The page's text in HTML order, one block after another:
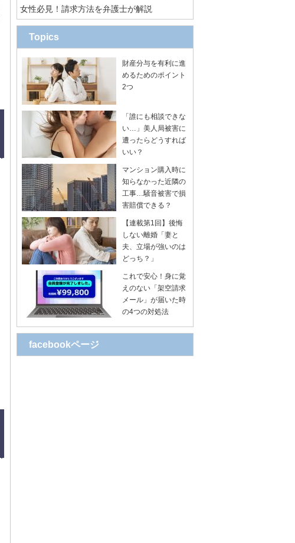
女性必見！請求方法を弁護士が解説
Topics
財産分与を有利に進
めるためのポイント
2つ
「誰にも相談できな
い…」美人局被害に
遭ったらどうすれば
いい？
マンション購入時に
知らなかった近隣の
工事…騒音被害で損
害賠償できる？
【連載第1回】後悔
しない離婚「妻と
夫、立場が強いのは
どっち？」
これで安心！身に覚
えのない「架空請求
メール」が届いた時
の4つの対処法
facebookページ